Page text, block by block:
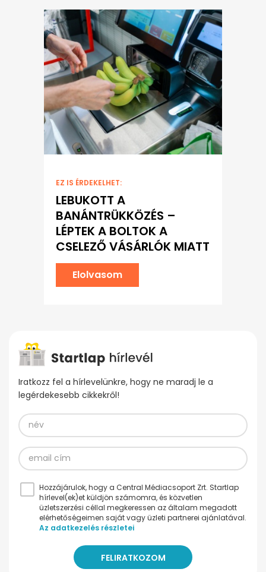
EZ IS ÉRDEKELHET:
LEBUKOTT A
BANÁNTRÜKKÖZÉS –
LÉPTEK A BOLTOK A
CSELEZŐ VÁSÁRLÓK MIATT
Elolvasom
Iratkozz fel a hírlevelünkre, hogy ne maradj le a
legérdekesebb cikkekről!
Hozzájárulok, hogy a Central Médiacsoport Zrt. Startlap
hírlevel(ek)et küldjön számomra, és közvetlen
üzletszerzési céllal megkeressen az általam megadott
elérhetőségeimen saját vagy üzleti partnerei ajánlatával.
Az adatkezelés részletei